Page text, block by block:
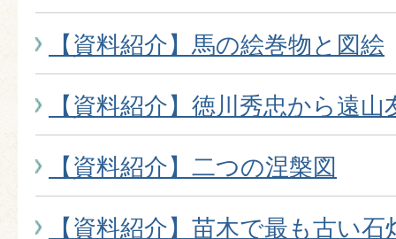
【資料紹介】馬の絵巻物と図絵
【資料紹介】徳川秀忠から遠
【資料紹介】二つの涅槃図
【資料紹介】苗木で最も古い石